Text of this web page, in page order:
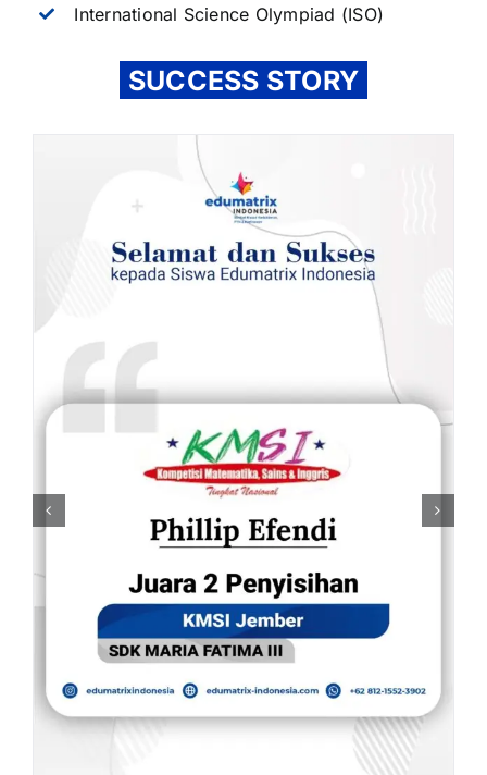
International Science Olympiad (ISO)
SUCCESS STORY